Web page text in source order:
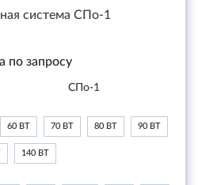
система СПо-1
по запросу
СПо-1
60 ВТ 70 ВТ 80 ВТ 90 ВТ
140 ВТ